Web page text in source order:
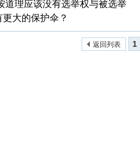
理应该没有选举权与被选举
大的保护伞？
返回列表 1